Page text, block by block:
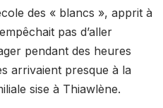
des « blancs », apprit à
pas d’aller
pendant des heures
arrivaient presque à la
sise à Thiawlène.